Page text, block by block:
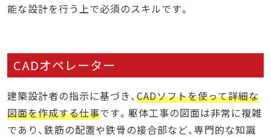
能な設計を行う上で必須のスキルです。
CADオペレーター
建築設計者の指示に基づき、CADソフトを使って詳細な
図面を作成する仕事です。躯体工事の図面は非常に複雑
であり、鉄筋の配置や鉄骨の接合部など、専門的な知識